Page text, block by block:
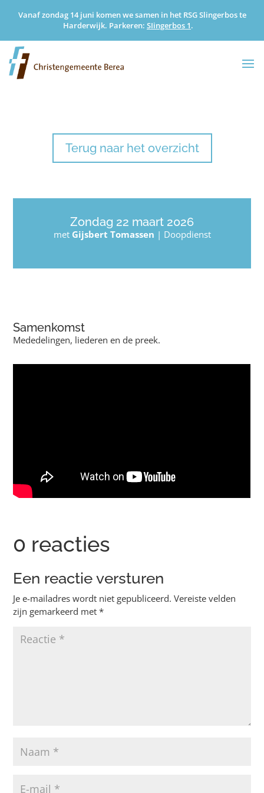
Vanaf zondag 14 juni komen we samen in het RSG Slingerbos te
Harderwijk. Parkeren: SIingerbos 1.
Terug naar het overzicht
Zondag 22 maart 2026
met Gijsbert Tomassen | Doopdienst
Samenkomst
Mededelingen, liederen en de preek.
0 reacties
Een reactie versturen
Je e-mailadres wordt niet gepubliceerd. Vereiste velden
zijn gemarkeerd met*